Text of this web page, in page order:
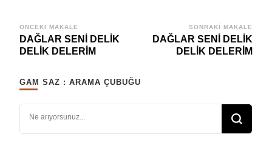
Yazı
dolaşımı
ÖNCEKI MAKALE
DAĞLAR SENİ DELİK
DELİK DELERİM
SONRAKI MAKALE
DAĞLAR SENİ DELİK
DELİK DELERİM
GAM SAZ : ARAMA ÇUBUĞU